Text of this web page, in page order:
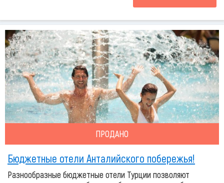
ПРОДАНО
Бюджетные отели Анталийского побережья!
Разнообразные бюджетные отели Турции позволяют